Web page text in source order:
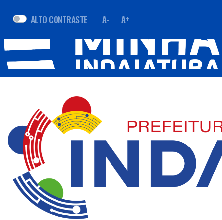
ALTO CONTRASTE A- A+